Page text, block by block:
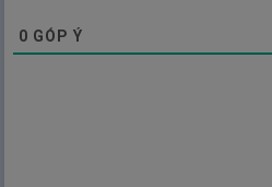
0 GÓP Ý